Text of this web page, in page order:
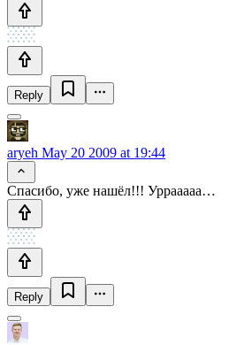
Reply
aryeh May 20 2009 at 19:44
Спасибо, уже нашёл!!! Уррааааа…
Reply